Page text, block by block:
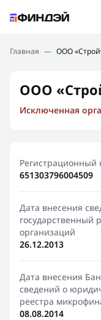
Подбор займа
Новости
Финансовое
Главная — ООО
ООО
Исключенная
Регистрационный
651303796004509
Дата внесения
государственный
организаций
26.12.2013
Дата внесения
сведений о
реестра
08.08.2014
Ошибка:
Спасибо, что
Мы свяжемся с
результат